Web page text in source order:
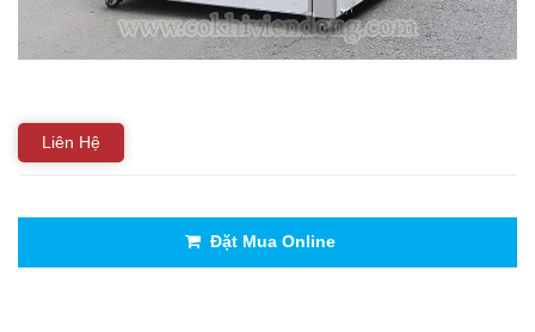
Liên Hệ
Đặt Mua Online
UNCATEGORIZED